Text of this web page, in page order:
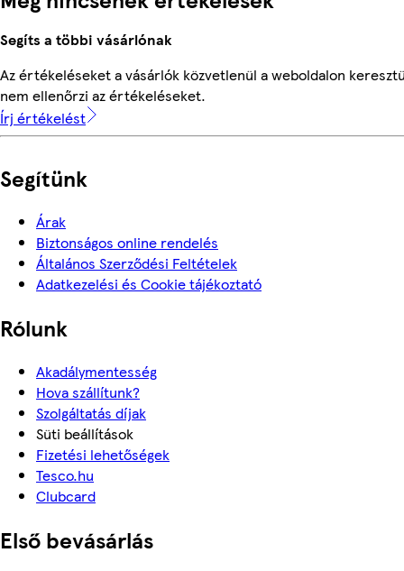
Segíts a többi vásárlónak
Az értékeléseket a vásárlók közvetlenül a weboldalon
nem ellenőrzi az értékeléseket.
Írj értékelést
Segítünk
Árak
Biztonságos online rendelés
Általános Szerződési Feltételek
Adatkezelési és Cookie tájékoztató
Rólunk
Akadálymentesség
Hova szállítunk?
Szolgáltatás díjak
Süti beállítások
Fizetési lehetőségek
Tesco.hu
Clubcard
Első bevásárlás